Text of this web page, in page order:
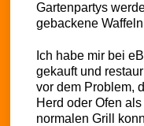
Gartenpartys
gebackene
Ich habe mir bei
gekauft und
vor dem Problem,
Herd oder Ofen
normalen Grill